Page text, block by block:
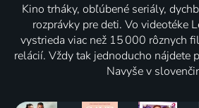
Kino trháky, obľúbené seriály,
rozprávky pre deti. Vo videotéke
vystrieda viac než 15 000 rôznych
relácií. Vždy tak jednoducho nájdete
Navyše v